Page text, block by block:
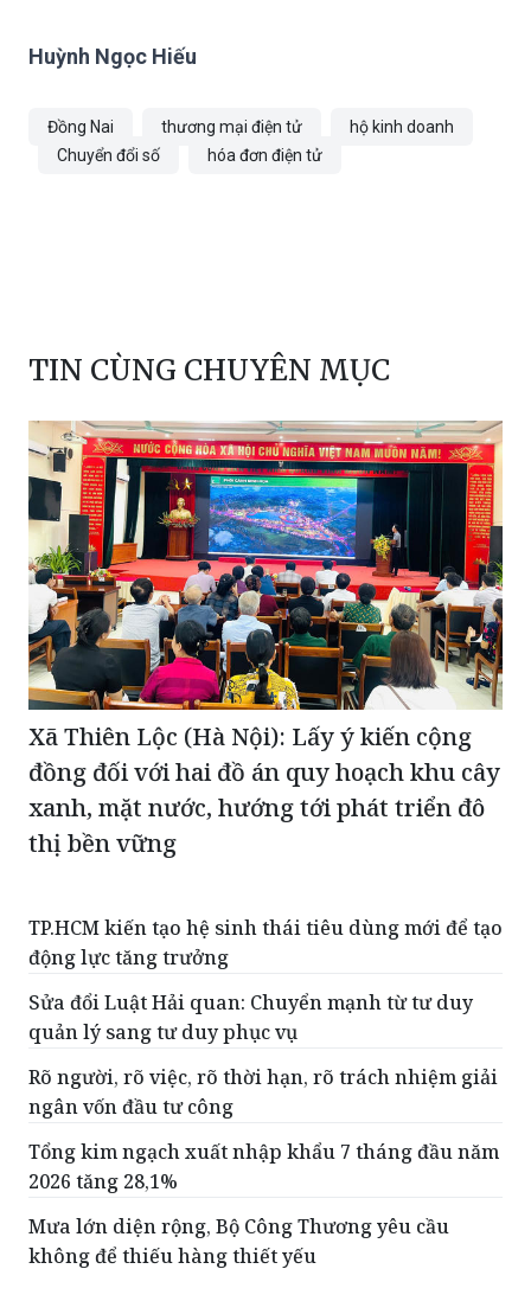
Huỳnh Ngọc Hiếu
Đồng Nai thương mại điện tử
hộ kinh doanh
Chuyển đổi số
hóa đơn điện tử
TIN CÙNG CHUYÊN MỤC
Xã Thiên Lộc (Hà Nội): Lấy ý kiến cộng
đồng đối với hai đồ án quy hoạch khu cây
xanh, mặt nước, hướng tới phát triển đô
thị bền vững
TP.HCM kiến tạo hệ sinh thái tiêu dùng mới để tạo
động lực tăng trưởng
Sửa đổi Luật Hải quan: Chuyển mạnh từ tư duy
quản lý sang tư duy phục vụ
Rõ người, rõ việc, rõ thời hạn, rõ trách nhiệm giải
ngân vốn đầu tư công
Tổng kim ngạch xuất nhập khẩu 7 tháng đầu năm
2026 tăng 28,1%
Mưa lớn diện rộng, Bộ Công Thương yêu cầu
không để thiếu hàng thiết yếu